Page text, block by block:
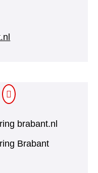
brabant.nl
Brabant